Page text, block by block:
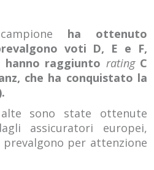
ha ottenuto
voti D, E e F,
raggiunto ratingC
che ha conquistato la
sono state ottenute
assicuratori europei,
per attenzione